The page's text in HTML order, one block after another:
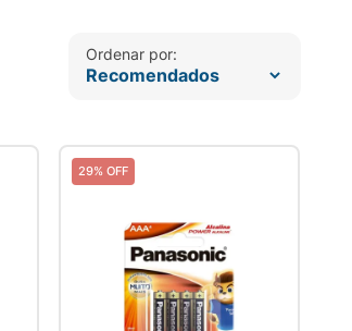
Ordenar por:
29% OFF